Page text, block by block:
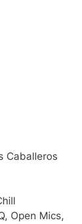
Caballeros
Open Mics,